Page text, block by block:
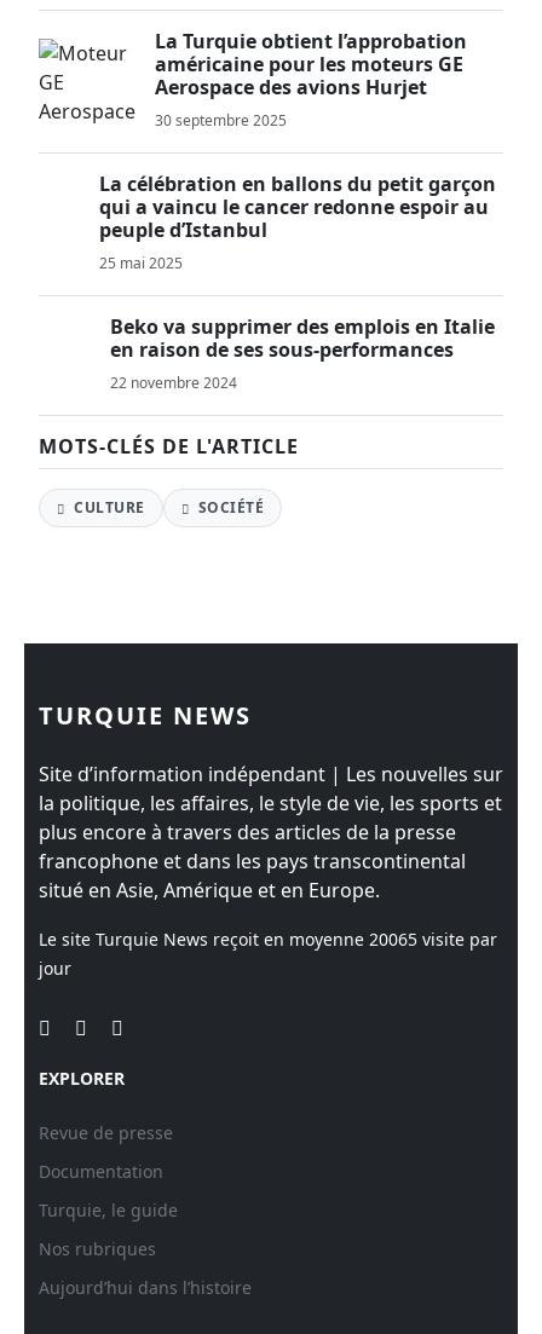
La Turquie obtient l’approbation
américaine pour les moteurs GE
Aerospace des avions Hurjet
30 septembre 2025
La célébration en ballons du petit garçon
qui a vaincu le cancer redonne espoir au
peuple d’Istanbul
25 mai 2025
Beko va supprimer des emplois en Italie
en raison de ses sous-performances
22 novembre 2024
MOTS-CLÉS DE L'ARTICLE
CULTURE SOCIÉTÉ
TURQUIE NEWS
Site d’information indépendant | Les nouvelles sur
la politique, les affaires, le style de vie, les sports et
plus encore à travers des articles de la presse
francophone et dans les pays transcontinental
situé en Asie, Amérique et en Europe.
Le site Turquie News reçoit en moyenne 20065 visite par
jour
EXPLORER
Revue de presse
Documentation
Turquie, le guide
Nos rubriques
Aujourd’hui dans l’histoire